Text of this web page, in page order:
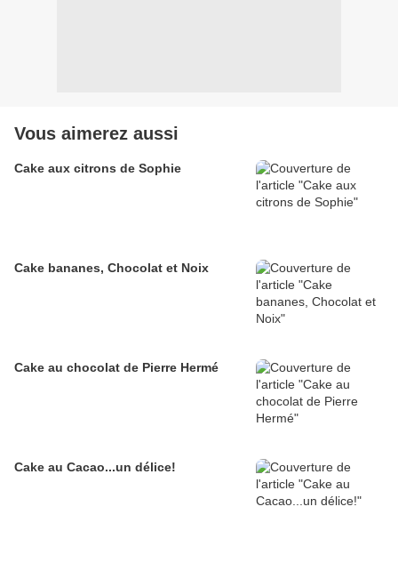
Vous aimerez aussi
Cake aux citrons de Sophie
Cake bananes, Chocolat et Noix
Cake au chocolat de Pierre Hermé
Cake au Cacao...un délice!